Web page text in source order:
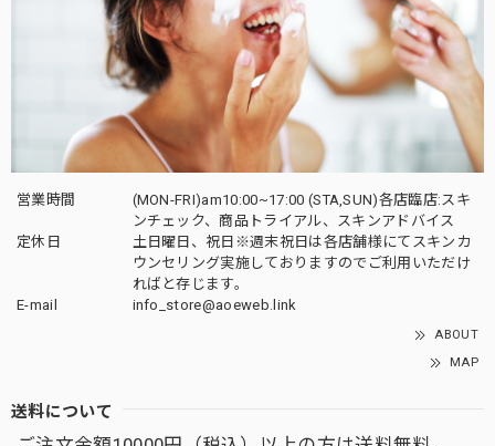
営業時間
(MON-FRI)am10:00~17:00 (STA,SUN)各店臨店:スキ
ンチェック、商品トライアル、スキンアドバイス
定休日
土日曜日、祝日※週末祝日は各店舗様にてスキンカ
ウンセリング実施しておりますのでご利用いただけ
ればと存じます。
E-mail
info_store@aoeweb.link
ABOUT
MAP
送料について